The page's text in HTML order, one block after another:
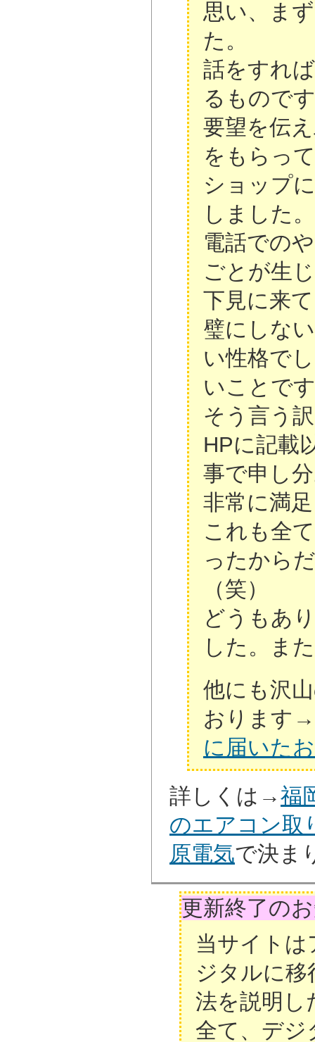
思い、ま
た。
話をすれ
るもので
要望を伝
をもらっ
ショップ
しました。
電話での
ごとが生
下見に来
璧にしな
い性格で
いことで
そう言う
HPに記載
事で申し
非常に満
これも全
ったから
（笑）
どうもあ
した。ま
他にも沢
おります→
に届いた
詳しくは→福
のエアコン
原電気で決ま
更新終了の
当サイト
ジタルに移
法を説明し
全て、デジ